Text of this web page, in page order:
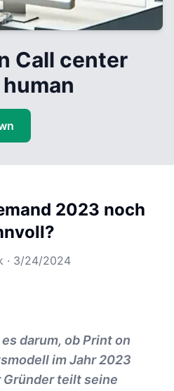
Call center
2023 noch
· 3/24/2024
darum, ob Print on
im Jahr 2023
teilt seine